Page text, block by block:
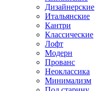
Дизайнерские
Итальянские
Кантри
Классические
Лофт
Модерн
Прованс
Неоклассика
Минимализм